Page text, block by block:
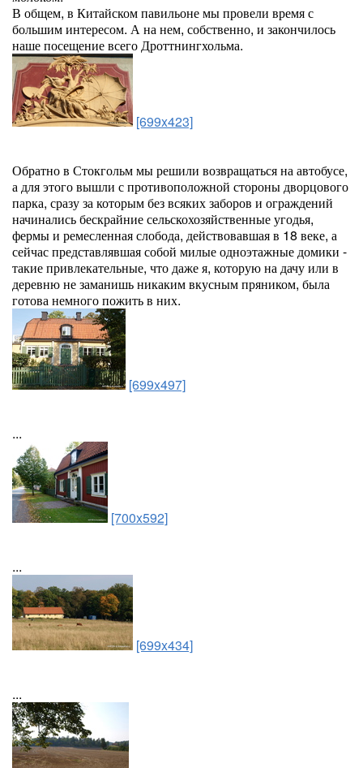
В общем, в Китайском павильоне мы провели время с
большим интересом. А на нем, собственно, и закончилось
наше посещение всего Дроттнингхольма.
[699x423]
Обратно в Стокгольм мы решили возвращаться на автобусе,
а для этого вышли с противоположной стороны дворцового
парка, сразу за которым без всяких заборов и ограждений
начинались бескрайние сельскохозяйственные угодья,
фермы и ремесленная слобода, действовавшая в 18 веке, а
сейчас представлявшая собой милые одноэтажные домики -
такие привлекательные, что даже я, которую на дачу или в
деревню не заманишь никаким вкусным пряником, была
готова немного пожить в них.
[699x497]
...
[700x592]
...
[699x434]
...